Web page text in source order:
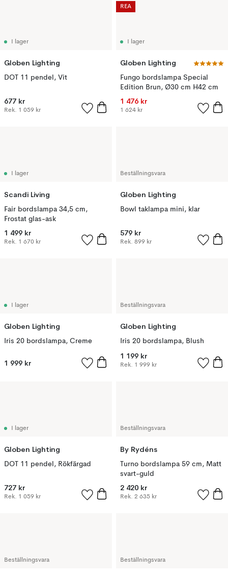
I lager
Globen Lighting
DOT 11 pendel, Vit
677 kr
Rek. 1 059 kr
I lager
Globen Lighting
Fungo bordslampa Special
Edition Brun, Ø30 cm H42 cm
1 476 kr
1 624 kr
REA
I lager
Scandi Living
Fair bordslampa 34,5 cm,
Frostat glas-ask
1 499 kr
Rek. 1 670 kr
Beställningsvara
Globen Lighting
Bowl taklampa mini, klar
579 kr
Rek. 899 kr
I lager
Globen Lighting
Iris 20 bordslampa, Creme
1 999 kr
Beställningsvara
Globen Lighting
Iris 20 bordslampa, Blush
1 199 kr
Rek. 1 999 kr
I lager
Globen Lighting
DOT 11 pendel, Rökfärgad
727 kr
Rek. 1 059 kr
Beställningsvara
By Rydéns
Turno bordslampa 59 cm, Matt
svart-guld
2 420 kr
Rek. 2 635 kr
Beställningsvara Beställningsvara